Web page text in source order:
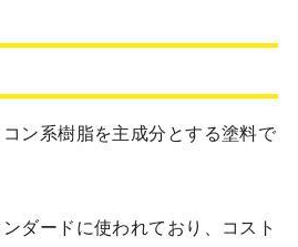
ン系樹脂を主成分とする塗料で
ダードに使われており、コスト